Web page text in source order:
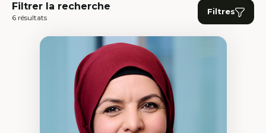
Filtrer la recherche
6 résultats
Filtres